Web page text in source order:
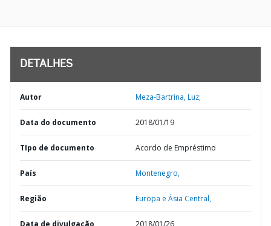
DETALHES
Autor Meza-Bartrina, Luz;
Data do documento 2018/01/19
TIpo de documento Acordo de Empréstimo
País Montenegro,
Região Europa e Ásia Central,
Data de divulgação 2018/01/26